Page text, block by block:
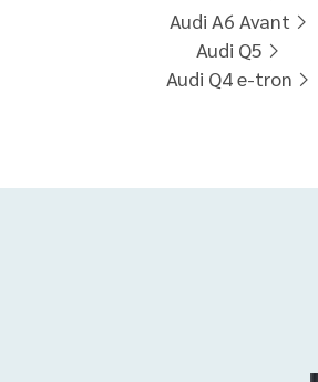
Audi A6 Avant
Audi Q5
Audi Q4 e-tron